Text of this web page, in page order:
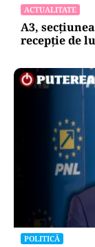
ACTUALITATE
A3,
recepție de
POLITICĂ